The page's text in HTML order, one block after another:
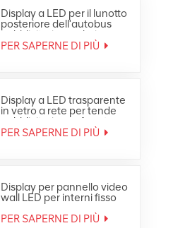
Display a LED per il lunotto
posteriore dell'autobus
pubblicitario a colori per
esterni
PER SAPERNE DI PIÙ
Display a LED trasparente
in vetro a rete per tende
pubblicitarie per finestre
PER SAPERNE DI PIÙ
Display per pannello video
wall LED per interni fisso
ultra sottile Full HD
PER SAPERNE DI PIÙ